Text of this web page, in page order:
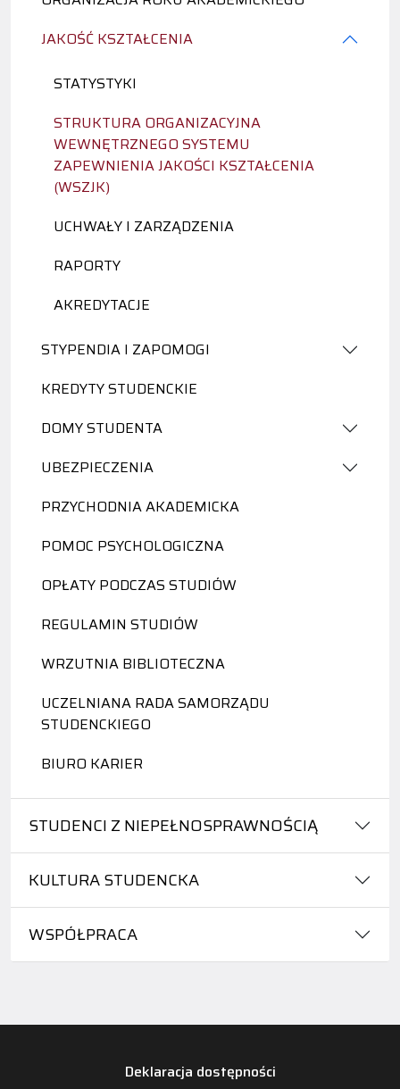
JAKOŚĆ KSZTAŁCENIA
STATYSTYKI
STRUKTURA ORGANIZACYJNA
WEWNĘTRZNEGO SYSTEMU
ZAPEWNIENIA JAKOŚCI KSZTAŁCENIA
(WSZJK)
UCHWAŁY I ZARZĄDZENIA
RAPORTY
AKREDYTACJE
STYPENDIA I ZAPOMOGI
KREDYTY STUDENCKIE
DOMY STUDENTA
UBEZPIECZENIA
PRZYCHODNIA AKADEMICKA
POMOC PSYCHOLOGICZNA
OPŁATY PODCZAS STUDIÓW
REGULAMIN STUDIÓW
WRZUTNIA BIBLIOTECZNA
UCZELNIANA RADA SAMORZĄDU
STUDENCKIEGO
BIURO KARIER
STUDENCI Z NIEPEŁNOSPRAWNOŚCIĄ
KULTURA STUDENCKA
WSPÓŁPRACA
Deklaracja dostępności